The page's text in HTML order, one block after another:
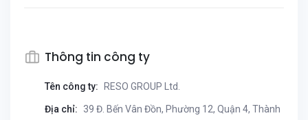
Thông tin công ty
Tên công ty: RESO GROUP Ltd.
Địa chỉ:
39 Đ. Bến Vân Đồn, Phường 12, Quận 4, Thành